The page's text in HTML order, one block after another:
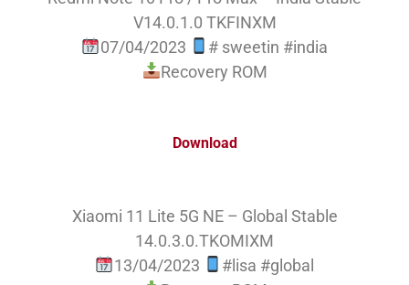
V14.0.1.0 TKFINXM
07/04/2023
# sweetin #india
Recovery ROM
Download
Xiaomi 11 Lite 5G NE – Global Stable
14.0.3.0.TKOMIXM
13/04/2023
#lisa #global